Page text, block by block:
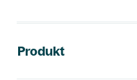
Produkt